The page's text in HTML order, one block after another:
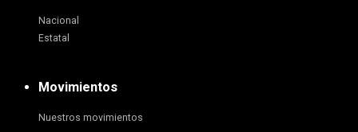
Nacional
Estatal
Movimientos
Nuestros movimientos